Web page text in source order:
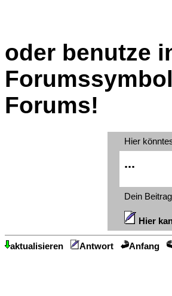
oder benutze
Forumssymbol
Forums!
Hier
...
Dein
Hier
aktualisieren Antwort Anfang